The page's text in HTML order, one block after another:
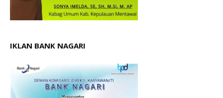
IKLAN BANK NAGARI